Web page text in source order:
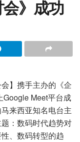
会》成功
】携手主办的《企
Meet平台成
来西亚知名电台主
：数码时代趋势对
、数码转型的趋